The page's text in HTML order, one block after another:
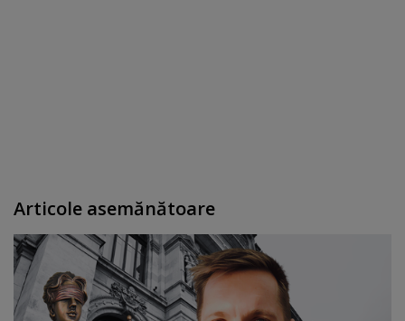
Articole asemănătoare